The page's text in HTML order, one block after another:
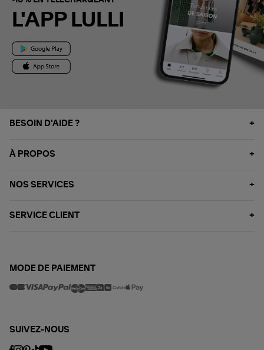
L'APP LULLI
BESOIN D'AIDE ?
À PROPOS
NOS SERVICES
SERVICE CLIENT
MODE DE PAIEMENT
SUIVEZ-NOUS